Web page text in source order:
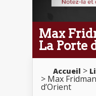
Max
La Porte
Accueil
Max
d’Orient